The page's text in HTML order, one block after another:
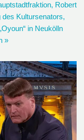
Robert
Kultursenators,
in Neukölln
»